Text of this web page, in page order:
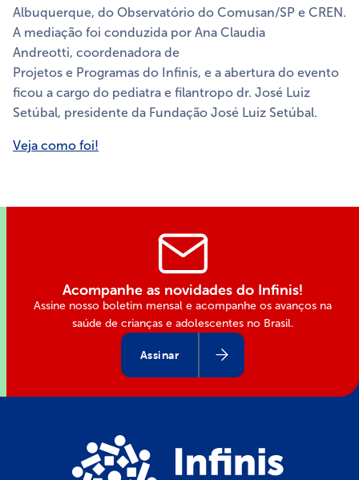
Albuquerque, do Observatório do Comusan/SP e CREN.
A mediação foi conduzida por Ana Claudia
Andreotti, coordenadora de
Projetos e Programas do Infinis, e a abertura do evento
ficou a cargo do pediatra e filantropo dr. José Luiz
Setúbal, presidente da Fundação José Luiz Setúbal.
Veja como foi!
Acompanhe as novidades do Infinis!
Assine nosso boletim mensal e acompanhe os avanços na
saúde de crianças e adolescentes no Brasil.
Assinar